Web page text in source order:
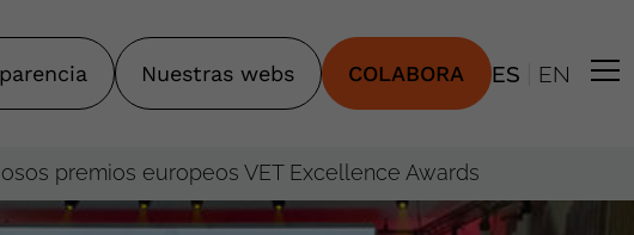
Nuestras webs COLABORA ES EN
premios europeos VET Excellence Awards